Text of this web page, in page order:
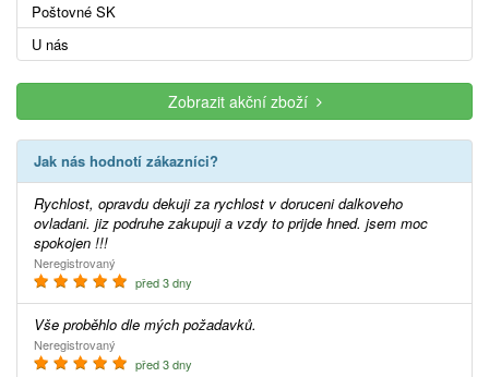
Poštovné SK
U nás
Zobrazit akční zboží
Jak nás hodnotí zákazníci?
Rychlost, opravdu dekuji za rychlost v doruceni dalkoveho
ovladani. jiz podruhe zakupuji a vzdy to prijde hned. jsem moc
spokojen !!!
Neregistrovaný
před 3 dny
Vše proběhlo dle mých požadavků.
Neregistrovaný
před 3 dny